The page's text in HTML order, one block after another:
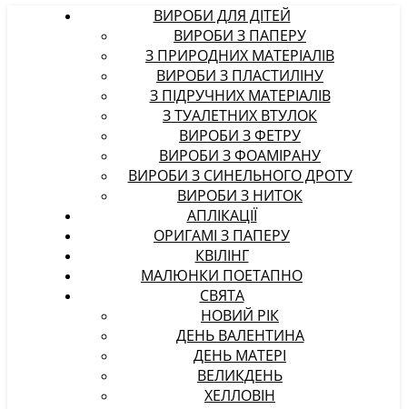
ВИРОБИ ДЛЯ ДІТЕЙ
ВИРОБИ З ПАПЕРУ
З ПРИРОДНИХ МАТЕРІАЛІВ
ВИРОБИ З ПЛАСТИЛІНУ
З ПІДРУЧНИХ МАТЕРІАЛІВ
З ТУАЛЕТНИХ ВТУЛОК
ВИРОБИ З ФЕТРУ
ВИРОБИ З ФОАМІРАНУ
ВИРОБИ З СИНЕЛЬНОГО ДРОТУ
ВИРОБИ З НИТОК
АПЛІКАЦІЇ
ОРИГАМІ З ПАПЕРУ
КВІЛІНГ
МАЛЮНКИ ПОЕТАПНО
СВЯТА
НОВИЙ РІК
ДЕНЬ ВАЛЕНТИНА
ДЕНЬ МАТЕРІ
ВЕЛИКДЕНЬ
ХЕЛЛОВІН